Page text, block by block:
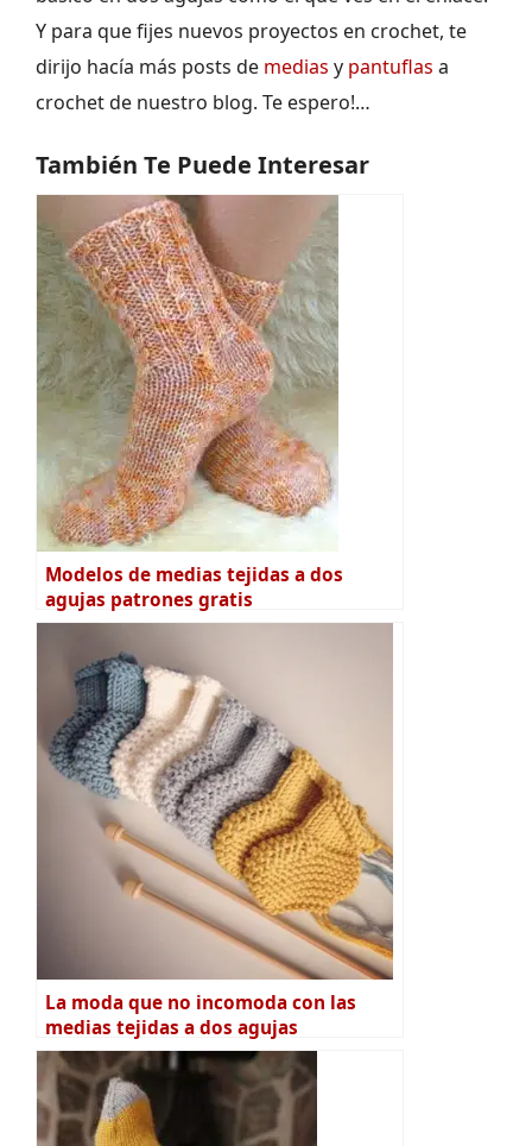
Y para que fijes nuevos proyectos en crochet, te
dirijo hacía más posts de medias y pantuflas a
crochet de nuestro blog. Te espero!…
También Te Puede Interesar
Modelos de medias tejidas a dos
agujas patrones gratis
La moda que no incomoda con las
medias tejidas a dos agujas